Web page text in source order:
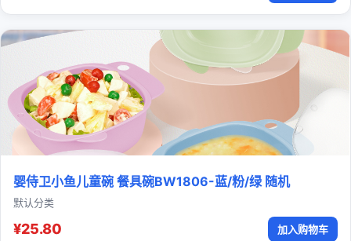
婴侍卫小鱼儿童碗 餐具碗BW1806-蓝/粉/绿 随机
默认分类
¥25.80 加入购物车